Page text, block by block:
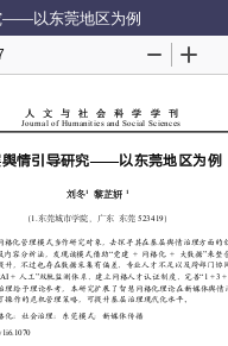
——以东莞地区为例